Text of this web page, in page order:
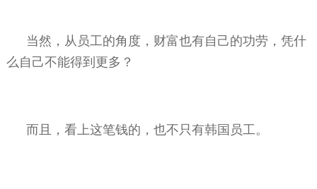
当然，从员工的角度，财富也有自己的功劳，凭什
么自己不能得到更多？
而且，看上这笔钱的，也不只有韩国员工。